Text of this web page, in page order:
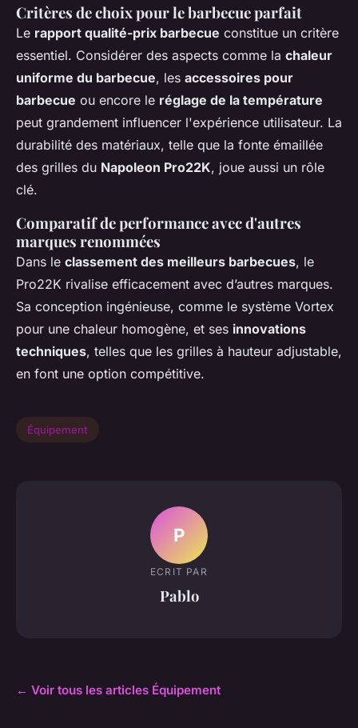
Critères de choix pour le barbecue parfait
Le rapport qualité-prix barbecue constitue un critère
essentiel. Considérer des aspects comme la chaleur
uniforme du barbecue, les accessoires pour
barbecue ou encore le réglage de la température
peut grandement influencer l'expérience utilisateur. La
durabilité des matériaux, telle que la fonte émaillée
des grilles du Napoleon Pro22K, joue aussi un rôle
clé.
Comparatif de performance avec d'autres
marques renommées
Dans le classement des meilleurs barbecues, le
Pro22K rivalise efficacement avec d’autres marques.
Sa conception ingénieuse, comme le système Vortex
pour une chaleur homogène, et ses innovations
techniques, telles que les grilles à hauteur adjustable,
en font une option compétitive.
Équipement
P
ECRIT PAR
Pablo
← Voir tous les articles Équipement